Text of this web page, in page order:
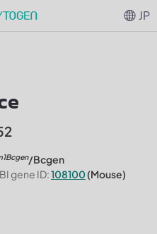
/Bcgen
gene ID:108100(Mouse)
JP